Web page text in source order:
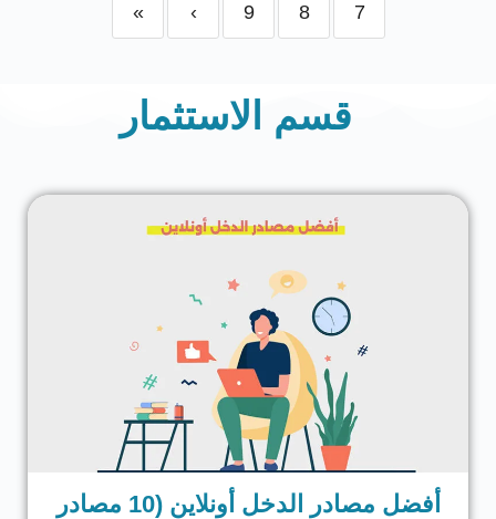
7
8
9
›
»
قسم الاستثمار
أفضل مصادر الدخل أونلاين (10 مصادر